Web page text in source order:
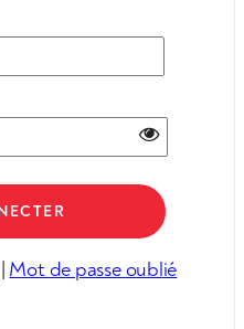
| Mot de passe oublié